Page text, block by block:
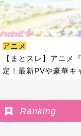
アニメ
【まとスレ】アニメ
定！最新PVや豪華キ
Ranking